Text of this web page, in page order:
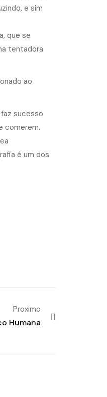
e sim
que se
tentadora
ao
sucesso
comerem.
é um dos
Proximo
Humana